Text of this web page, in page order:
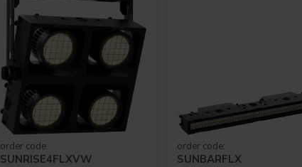
order code:
SUNRISE4FLXVW
order code:
SUNBARFLX